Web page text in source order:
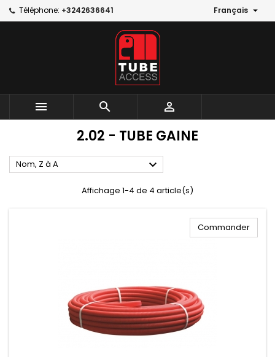
Téléphone: +3242636641 Français 
  
2.02 - TUBE GAINE
Nom, Z à A 
Affichage 1-4 de 4 article(s)
Commander